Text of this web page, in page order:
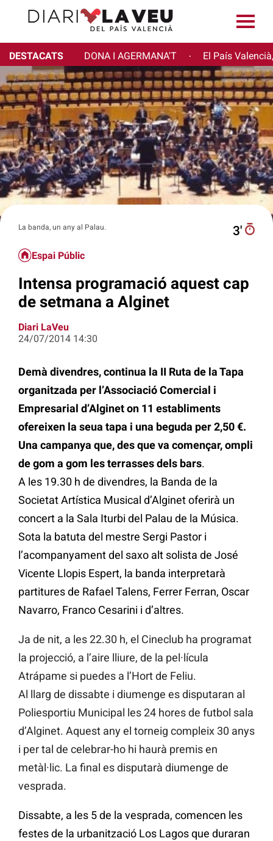
DESTACATS DONA I AGERMANA'T · El País
La banda, un any al Palau. 3′
Espai Públic
Intensa programació aquest cap
de setmana a Alginet
Diari LaVeu
24/07/2014 14:30
Demà divendres, continua la II Ruta de la Tapa
organitzada per l’Associació Comercial i
Empresarial d’Alginet on 11 establiments
ofereixen la seua tapa i una beguda per 2,50 €.
Una campanya que, des que va començar, ompli
de gom a gom les terrasses dels bars.
A les 19.30 h de divendres, la Banda de la
Societat Artística Musical d’Alginet oferirà un
concert a la Sala Iturbi del Palau de la Música.
Sota la batuta del mestre Sergi Pastor i
l’acompanyament del saxo alt solista de José
Vicente Llopis Espert, la banda interpretarà
partitures de Rafael Talens, Ferrer Ferran, Oscar
Navarro, Franco Cesarini i d’altres.
Ja de nit, a les 22.30 h, el Cineclub ha programat
la projecció, a l’aire lliure, de la pel·lícula
Atrápame si puedes a l’Hort de Feliu.
Al llarg de dissabte i diumenge es disputaran al
Poliesportiu Municipal les 24 hores de futbol sala
d’Alginet. Aquest any el torneig compleix 30 anys
i per tal de celebrar-ho hi haurà premis en
metàl·lic. La final es disputarà diumenge de
vesprada.
Dissabte, a les 5 de la vesprada, comencen les
festes de la urbanització Los Lagos que duraran